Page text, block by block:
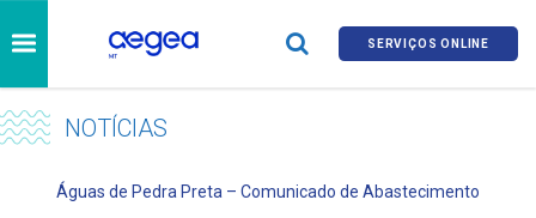
SERVIÇOS ONLINE
NOTÍCIAS
Águas de Pedra Preta – Comunicado de Abastecimento